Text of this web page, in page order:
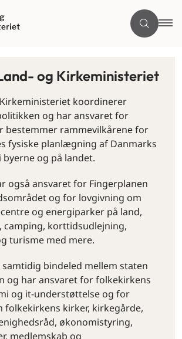
og Kirkeministeriet
Kirkeministeriet koordinerer
og har ansvaret for
bestemmer rammevilkårene for
fysiske planlægning af Danmarks
byerne og på landet.
også ansvaret for Fingerplanen
og for lovgivning om
og energiparker på land,
camping, korttidsudlejning,
turisme med mere.
bindeled mellem staten
og har ansvaret for folkekirkens
og it-understøttelse og for
folkekirkens kirker, kirkegårde,
økonomistyring,
medlemskab og